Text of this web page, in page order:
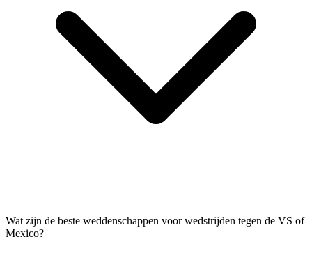
Wat zijn de beste weddenschappen voor wedstrijden tegen de VS of
Mexico?